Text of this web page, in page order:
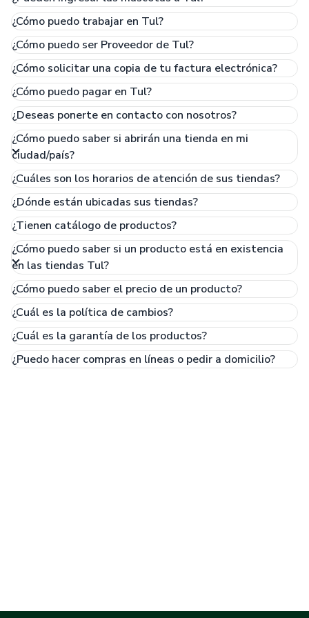
cumple escríbenos a locales@soytul.com con todos los
datos del local o terreno, ten en cuenta que este cumpla
con las condiciones del POT para un establecimiento de
comercio.
¿Cómo puedo trabajar en Tul?
¿Cómo puedo ser Proveedor de Tul?
¿Cómo solicitar una copia de tu factura electrónica?
¿Cómo puedo pagar en Tul?
¿Deseas ponerte en contacto con nosotros?
¿Cómo puedo saber si abrirán una tienda en mi
ciudad/país?
¿Cuáles son los horarios de atención de sus tiendas?
¿Dónde están ubicadas sus tiendas?
¿Tienen catálogo de productos?
¿Cómo puedo saber si un producto está en existencia
en las tiendas Tul?
¿Cómo puedo saber el precio de un producto?
¿Cuál es la política de cambios?
¿Cuál es la garantía de los productos?
¿Puedo hacer compras en líneas o pedir a domicilio?